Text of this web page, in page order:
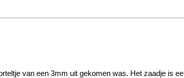
van een 3mm uit gekomen was. Het zaadje is